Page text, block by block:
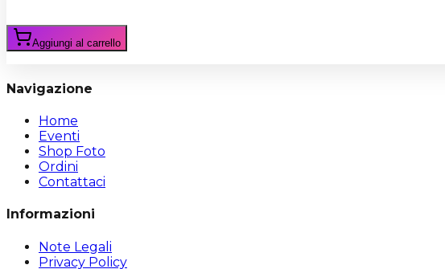
Aggiungi al carrello
Navigazione
Home
Eventi
Shop Foto
Ordini
Contattaci
Informazioni
Note Legali
Privacy Policy